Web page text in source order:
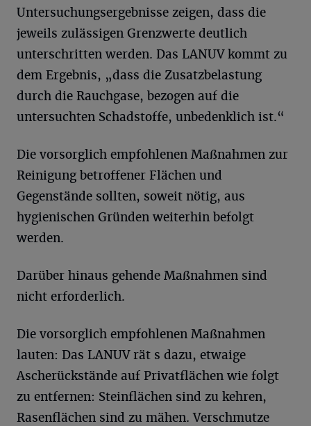
Untersuchungsergebnisse zeigen, dass die
jeweils zulässigen Grenzwerte deutlich
unterschritten werden. Das LANUV kommt zu
dem Ergebnis, „dass die Zusatzbelastung
durch die Rauchgase, bezogen auf die
untersuchten Schadstoffe, unbedenklich ist.“
Die vorsorglich empfohlenen Maßnahmen zur
Reinigung betroffener Flächen und
Gegenstände sollten, soweit nötig, aus
hygienischen Gründen weiterhin befolgt
werden.
Darüber hinaus gehende Maßnahmen sind
nicht erforderlich.
Die vorsorglich empfohlenen Maßnahmen
lauten: Das LANUV rät s dazu, etwaige
Ascherückstände auf Privatflächen wie folgt
zu entfernen: Steinflächen sind zu kehren,
Rasenflächen sind zu mähen. Verschmutze